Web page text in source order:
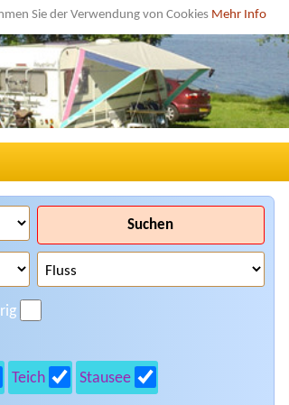
Sie der Verwendung von Cookies Mehr Info
Suchen
Teich Stausee